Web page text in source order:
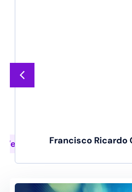
Ver perfil Francisco Ricardo